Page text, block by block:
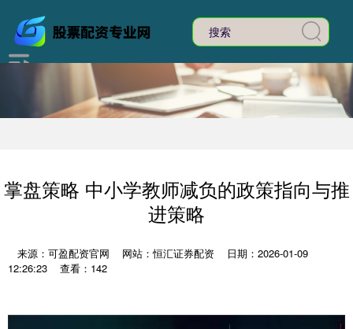
掌盘策略 中小学教师减负的政策指向与推
进策略
来源：可盈配资官网 网站：恒汇证券配资
日期：2026-01-09
12:26:23
查看：142